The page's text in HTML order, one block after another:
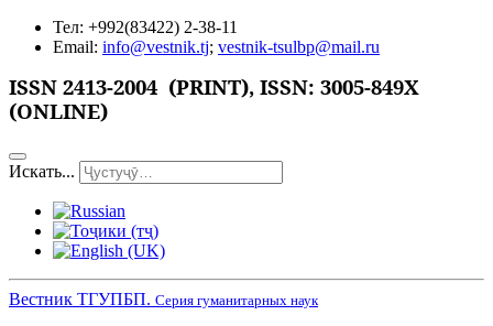
Тел: +992(83422) 2-38-11
Email: info@vestnik.tj; vestnik-tsulbp@mail.ru
ISSN 2413-2004 (PRINT), ISSN: 3005-849X
(ONLINE)
Искать...
Вестник ТГУПБП. Серия гуманитарных наук